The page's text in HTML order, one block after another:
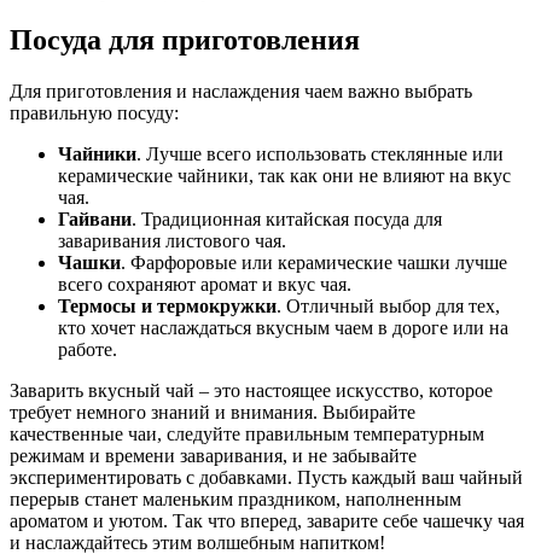
Посуда для приготовления
Для приготовления и наслаждения чаем важно выбрать
правильную посуду:
Чайники. Лучше всего использовать стеклянные или
керамические чайники, так как они не влияют на вкус
чая.
Гайвани. Традиционная китайская посуда для
заваривания листового чая.
Чашки. Фарфоровые или керамические чашки лучше
всего сохраняют аромат и вкус чая.
Термосы и термокружки. Отличный выбор для тех,
кто хочет наслаждаться вкусным чаем в дороге или на
работе.
Заварить вкусный чай – это настоящее искусство, которое
требует немного знаний и внимания. Выбирайте
качественные чаи, следуйте правильным температурным
режимам и времени заваривания, и не забывайте
экспериментировать с добавками. Пусть каждый ваш чайный
перерыв станет маленьким праздником, наполненным
ароматом и уютом. Так что вперед, заварите себе чашечку чая
и наслаждайтесь этим волшебным напитком!